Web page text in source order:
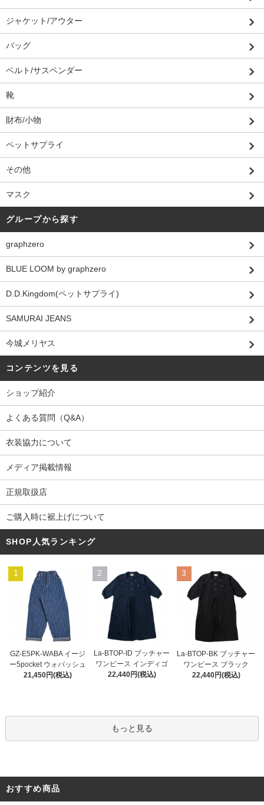
ジャケット/アウター
バッグ
ベルト/サスペンダー
靴
財布/小物
ペットサプライ
その他
マスク
グループから探す
graphzero
BLUE LOOM by graphzero
D.D.Kingdom(ペットサプライ)
SAMURAI JEANS
今城メリヤス
コンテンツを見る
ショップ紹介
よくある質問（Q&A）
衣装協力について
メディア掲載情報
正規取扱店
ご購入時に裾上げについて
SHOP人気ランキング
1
GZ-E5PK-WABA イージ
ー5pocket ウォバッシュ
21,450円(税込)
2
La-BTOP-ID ブッチャー
ワンピース インディゴ
22,440円(税込)
3
La-BTOP-BK ブッチャー
ワンピース ブラック
22,440円(税込)
もっと見る
おすすめ商品